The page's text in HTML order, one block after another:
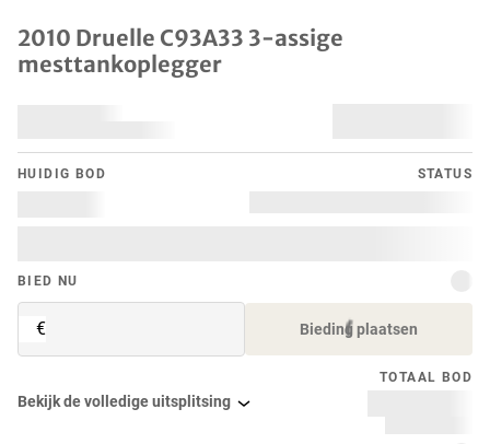
2010 Druelle C93A33 3-assige
mesttankoplegger
HUIDIG ​​BOD STATUS
BIED NU
€ Bieding plaatsen
TOTAAL BOD
Bekijk de volledige uitsplitsing